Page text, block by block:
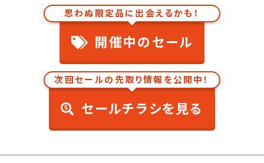
思わぬ限定品に出会えるかも！
開催中のセール
次回セールの先取り情報を公開中！
セールチラシを見る